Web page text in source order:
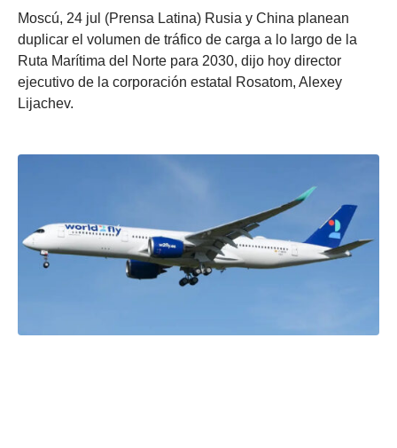
Moscú, 24 jul (Prensa Latina) Rusia y China planean
duplicar el volumen de tráfico de carga a lo largo de la
Ruta Marítima del Norte para 2030, dijo hoy director
ejecutivo de la corporación estatal Rosatom, Alexey
Lijachev.